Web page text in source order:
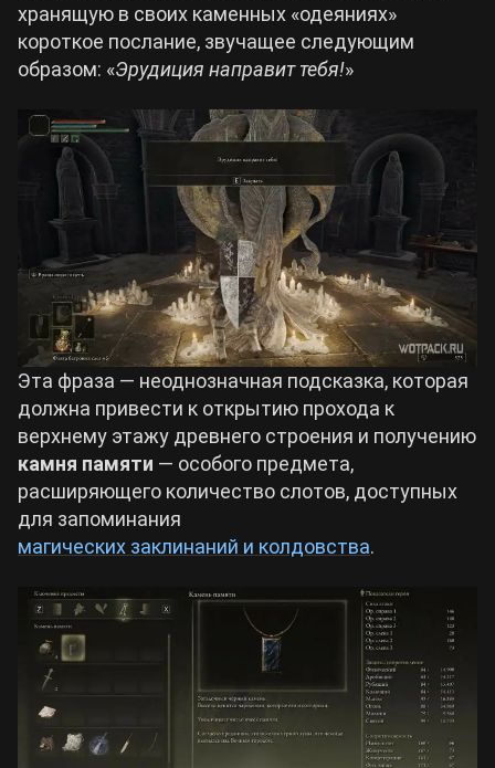
хранящую в своих каменных «одеяниях»
короткое послание, звучащее следующим
образом: «Эрудиция направит тебя!»
Эта фраза — неоднозначная подсказка, которая
должна привести к открытию прохода к
верхнему этажу древнего строения и получению
камня памяти — особого предмета,
расширяющего количество слотов, доступных
для запоминания
магических заклинаний и колдовства.